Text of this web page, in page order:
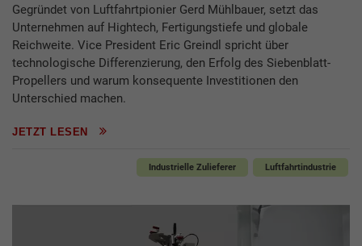
Gegründet von Luftfahrtpionier Gerd Mühlbauer, setzt das
Unternehmen auf Hightech, Fertigungstiefe und globale
Reichweite. Vice President Eric Greindl spricht über
technologische Differenzierung, den Erfolg des Siebenblatt-
Propellers und warum konsequente Investitionen den
Unterschied machen.
JETZT LESEN
Industrielle Zulieferer Luftfahrtindustrie